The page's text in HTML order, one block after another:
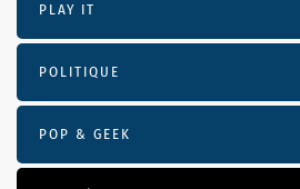
PLAY IT
POLITIQUE
POP & GEEK